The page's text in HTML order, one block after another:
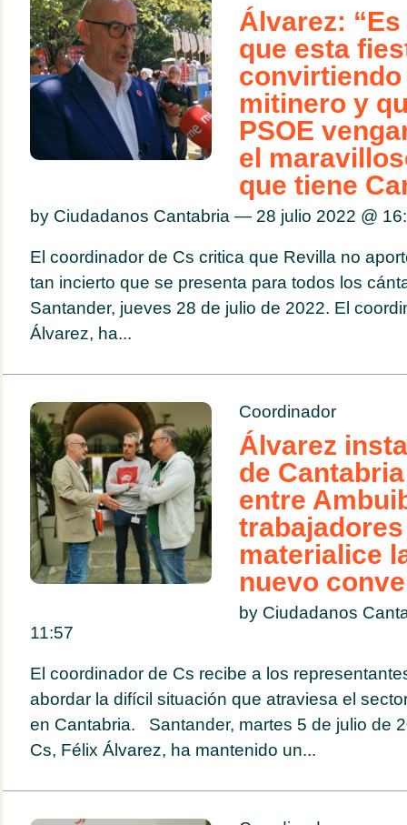
Álvarez:
que esta
mitinero y
PSOE
el
que tiene
by Ciudadanos Cantabria — 28 julio 2022 @
El coordinador de Cs critica que Revilla no
tan incierto que se presenta para todos los
Santander, jueves 28 de julio de 2022. El
Álvarez, ha...
Coordinador
Álvarez
de
entre
materialice
nuevo
by Ciudadanos
11:57
El coordinador de Cs recibe a los
abordar la difícil situación que atraviesa el
en Cantabria. Santander, martes 5 de julio de
Cs, Félix Álvarez, ha mantenido un...